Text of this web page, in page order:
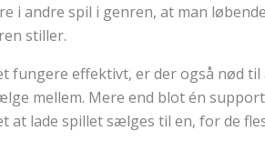
i andre spil i genren, at man
stiller.
fungere effektivt, er der også nød
mellem. Mere end blot én
at lade spillet sælges til en, for de